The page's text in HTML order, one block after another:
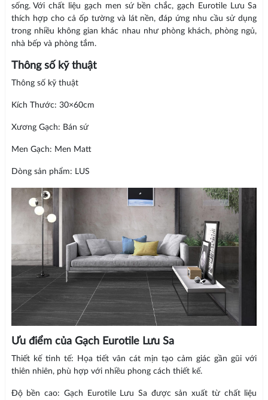
sống. Với chất liệu gạch men sứ bền chắc, gạch Eurotile Lưu Sa
thích hợp cho cả ốp tường và lát nền, đáp ứng nhu cầu sử dụng
trong nhiều không gian khác nhau như phòng khách, phòng ngủ,
nhà bếp và phòng tắm.
Thông số kỹ thuật
Thông số kỹ thuật
Kích Thước: 30×60cm
Xương Gạch: Bán sứ
Men Gạch: Men Matt
Dòng sản phẩm: LUS
Ưu điểm của Gạch Eurotile Lưu Sa
Thiết kế tinh tế: Họa tiết vân cát mịn tạo cảm giác gần gũi với
thiên nhiên, phù hợp với nhiều phong cách thiết kế.
Độ bền cao: Gạch Eurotile Lưu Sa được sản xuất từ chất liệu